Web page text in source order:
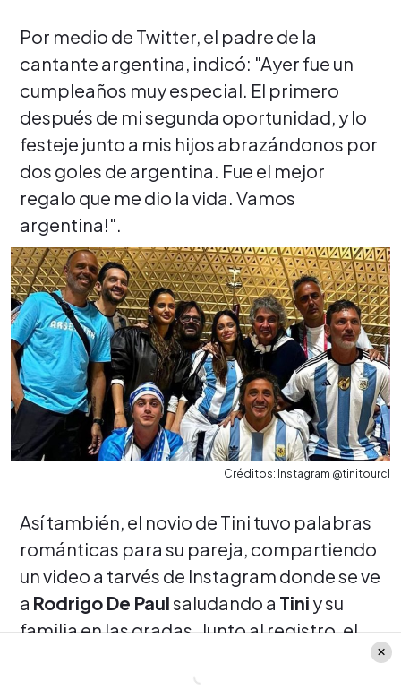
Por medio de Twitter, el padre de la
cantante argentina, indicó: "Ayer fue un
cumpleaños muy especial. El primero
después de mi segunda oportunidad, y lo
festeje junto a mis hijos abrazándonos por
dos goles de argentina. Fue el mejor
regalo que me dio la vida. Vamos
argentina!".
Créditos: Instagram @tinitourcl
Así también, el novio de Tini tuvo palabras
románticas para su pareja, compartiendo
un video a tarvés de Instagram donde se ve
a Rodrigo De Paulsaludando a Tini y su
familia en las gradas. Junto al registro, el